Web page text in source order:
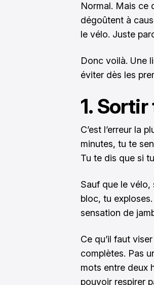
Normal. Mais ce
dégoûtent à
le vélo. Juste
Donc voilà. Une
éviter dès les
1.
C’est l’erreur la
minutes, tu te
Tu te dis que si
Sauf que le vélo,
bloc, tu
sensation de
Ce qu’il faut
complètes. Pas
mots entre deux
pouvoir respirer